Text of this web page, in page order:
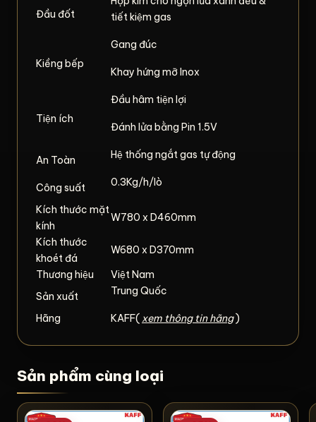
Đầu đốt
tiết kiệm gas
Kiềng bếp
Gang đúc
Khay hứng mỡ Inox
Tiện ích
Đầu hâm tiện lợi
Đánh lửa bằng Pin 1.5V
An Toàn Hệ thống ngắt gas tự động
Công suất 0.3Kg/h/lò
Kích thước mặt
kính
W780 x D460mm
Kích thước
khoét đá
W680 x D370mm
Thương hiệu
Việt Nam
Sản xuất
Trung Quốc
Hãng KAFF( xem thông tin hãng)
Sản phẩm cùng loại